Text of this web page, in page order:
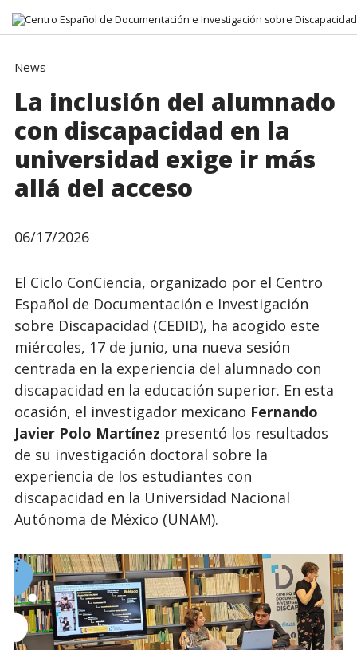
News
La inclusión del alumnado
con discapacidad en la
universidad exige ir más
allá del acceso
06/17/2026
El Ciclo ConCiencia, organizado por el Centro
Español de Documentación e Investigación
sobre Discapacidad (CEDID), ha acogido este
miércoles, 17 de junio, una nueva sesión
centrada en la experiencia del alumnado con
discapacidad en la educación superior. En esta
ocasión, el investigador mexicano Fernando
Javier Polo Martínez presentó los resultados
de su investigación doctoral sobre la
experiencia de los estudiantes con
discapacidad en la Universidad Nacional
Autónoma de México (UNAM).